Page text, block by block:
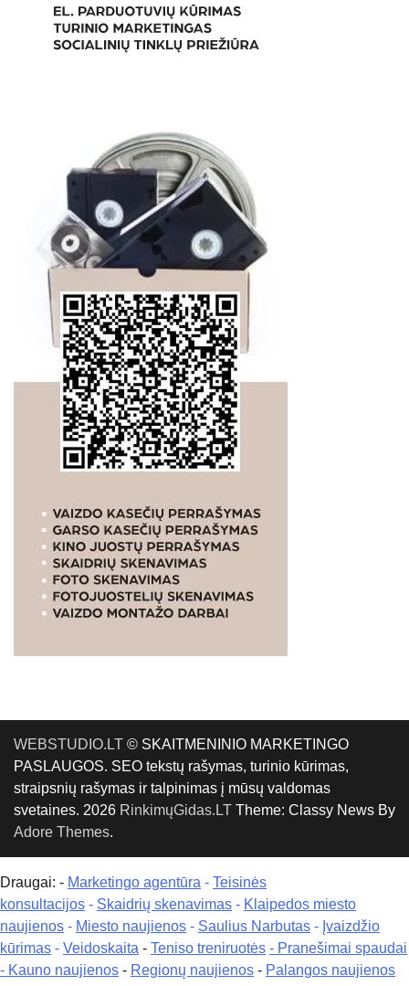
WEBSTUDIO.LT © SKAITMENINIO MARKETINGO
PASLAUGOS. SEO tekstų rašymas, turinio kūrimas,
straipsnių rašymas ir talpinimas į mūsų valdomas
svetaines. 2026 RinkimųGidas.LT Theme: Classy News By
Adore Themes.
Draugai: - Marketingo agentūra - Teisinės
konsultacijos - Skaidrių skenavimas - Klaipedos miesto
naujienos - Miesto naujienos - Saulius Narbutas - Įvaizdžio
kūrimas - Veidoskaita - Teniso treniruotės - Pranešimai spaudai
- Kauno naujienos - Regionų naujienos - Palangos naujienos